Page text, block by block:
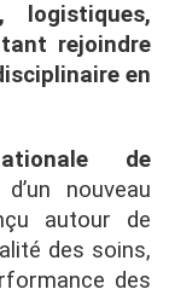
logistiques,
rejoindre
en
de
nouveau
autour de
des soins,
des